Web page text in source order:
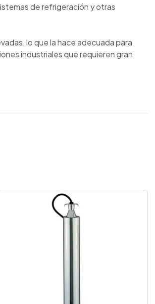
de refrigeración y otras
lo que la hace adecuada para
industriales que requieren gran